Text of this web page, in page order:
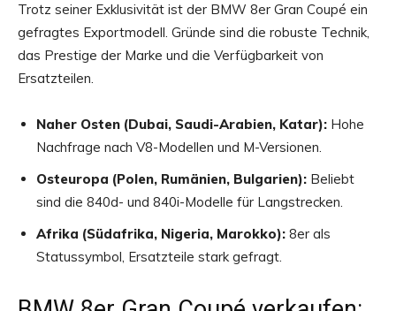
Trotz seiner Exklusivität ist der BMW 8er Gran Coupé ein
gefragtes Exportmodell. Gründe sind die robuste Technik,
das Prestige der Marke und die Verfügbarkeit von
Ersatzteilen.
Naher Osten (Dubai, Saudi-Arabien, Katar): Hohe
Nachfrage nach V8-Modellen und M-Versionen.
Osteuropa (Polen, Rumänien, Bulgarien): Beliebt
sind die 840d- und 840i-Modelle für Langstrecken.
Afrika (Südafrika, Nigeria, Marokko): 8er als
Statussymbol, Ersatzteile stark gefragt.